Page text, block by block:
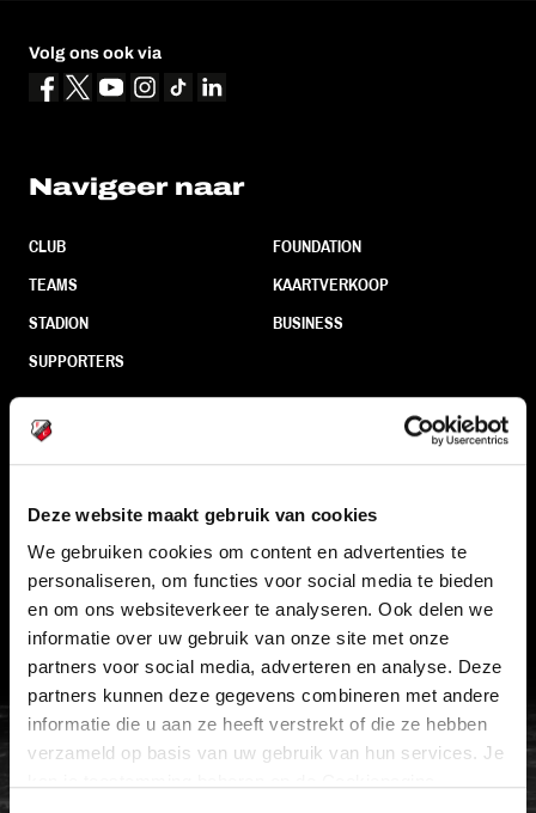
Deze website maakt gebruik van cookies
We gebruiken cookies om content en advertenties te
personaliseren, om functies voor social media te bieden
en om ons websiteverkeer te analyseren. Ook delen we
informatie over uw gebruik van onze site met onze
partners voor social media, adverteren en analyse. Deze
partners kunnen deze gegevens combineren met andere
informatie die u aan ze heeft verstrekt of die ze hebben
verzameld op basis van uw gebruik van hun services. Je
Volg ons ook via
Navigeer naar
CLUB
TEAMS
STADION
SUPPORTERS
FOUNDATION
KAARTVERKOOP
BUSINESS
Informatie
VEELGESTELDE VRAGEN
CONTACT
WERKEN BIJ
VERTROUWENSPERSOON
FC Utrecht<br>vanuit<br>het